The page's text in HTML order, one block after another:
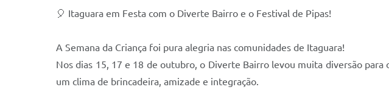
🎈 Itaguara em Festa com o Diverte Bairro e o Festival de Pipas!
A Semana da Criança foi pura alegria nas comunidades de Itaguara!
Nos dias 15, 17 e 18 de outubro, o Diverte Bairro levou muita diversão
um clima de brincadeira, amizade e integração.